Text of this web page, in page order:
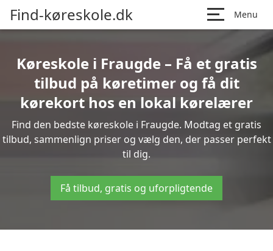
Find-køreskole.dk Menu
Køreskole i Fraugde – Få et gratis
tilbud på køretimer og få dit
kørekort hos en lokal kørelærer
Find den bedste køreskole i Fraugde. Modtag et gratis
tilbud, sammenlign priser og vælg den, der passer perfekt
til dig.
Få tilbud, gratis og uforpligtende